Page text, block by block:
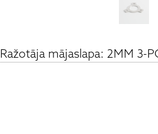
Ražotāja mājaslapa: 2MM 3-